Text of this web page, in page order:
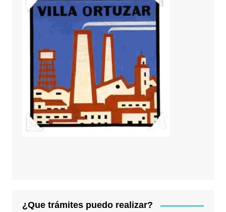
¿Que trámites puedo realizar?